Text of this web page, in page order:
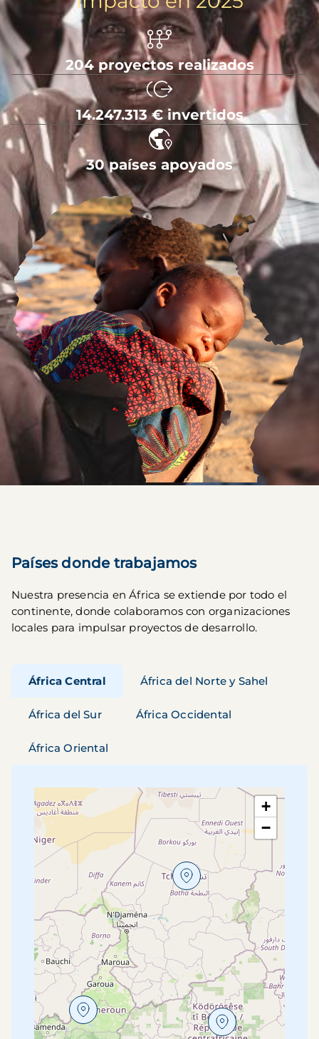
204 proyectos realizados
14.247.313 € invertidos
30 países apoyados
Imagen
Países donde trabajamos
Nuestra presencia en África se extiende por todo el
continente, donde colaboramos con organizaciones
locales para impulsar proyectos de desarrollo.
África Central África del Norte y Sahel
África del Sur África Occidental
África Oriental
+
−